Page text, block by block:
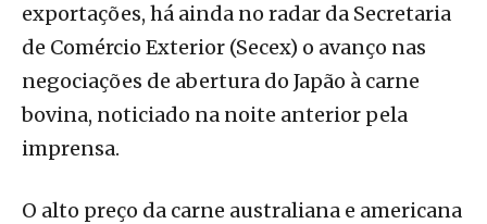
exportações, há ainda no radar da Secretaria
de Comércio Exterior (Secex) o avanço nas
negociações de abertura do Japão à carne
bovina, noticiado na noite anterior pela
imprensa.
O alto preço da carne australiana e americana